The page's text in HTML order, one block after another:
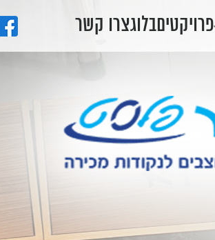
פרויקטיםבלוגצרו קשר